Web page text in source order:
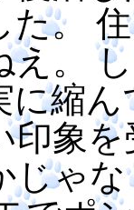
た。
え。
に縮
印象
じゃ